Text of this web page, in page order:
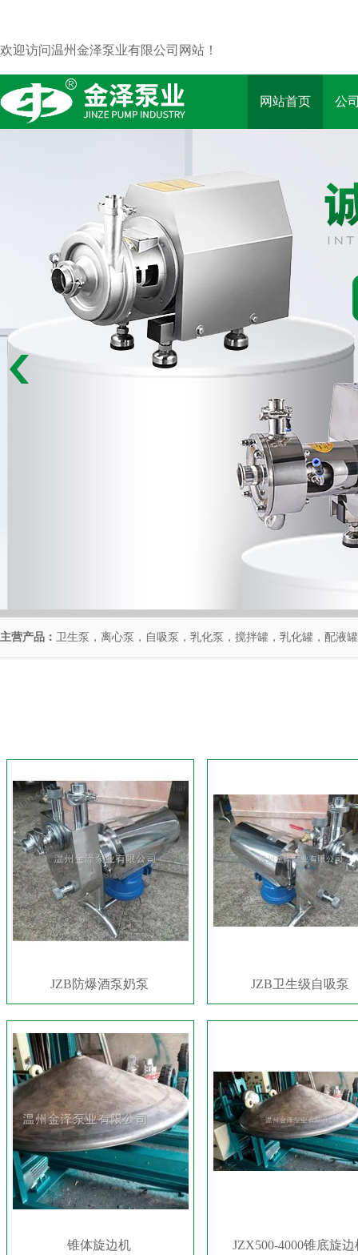
欢迎访问温州金泽泵业有限公司网站！
网站首页 公
主营产品： 卫生泵，离心泵，自吸泵，乳化泵，搅拌罐，乳化罐，配液罐，反
JZB防爆酒泵奶泵 JZB卫生级自吸泵
锥体旋边机 JZX500-4000锥底旋边